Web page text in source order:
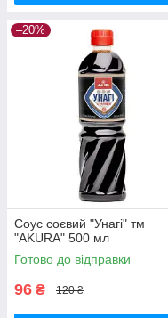
–20%
Соус соєвий "Унагі" тм
"AKURA" 500 мл
Готово до відправки
96 ₴ 120 ₴